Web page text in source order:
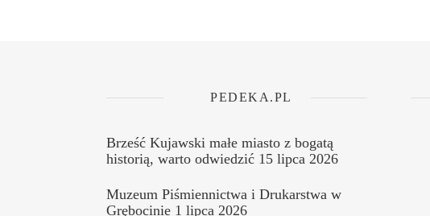
PEDEKA.PL
Brześć Kujawski małe miasto z bogatą
historią, warto odwiedzić 15 lipca 2026
Muzeum Piśmiennictwa i Drukarstwa w
Grębocinie 1 lipca 2026